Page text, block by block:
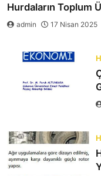
Hurdaların Toplum
admin 17 Nisan 2025